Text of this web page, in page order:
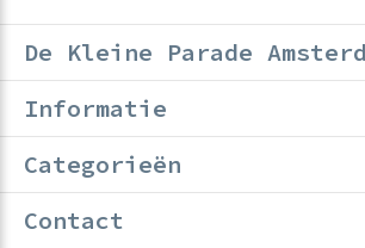
De Kleine Parade
Informatie
Categorieën
Contact